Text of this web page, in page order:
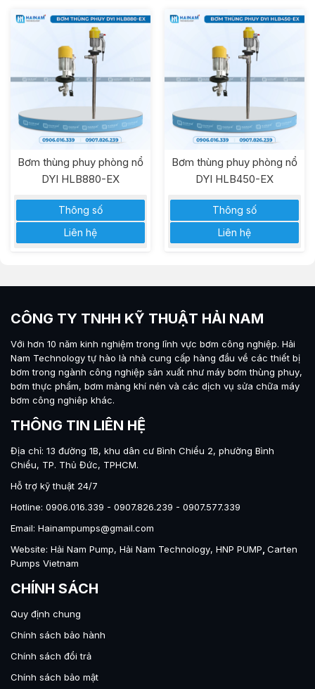
Bơm thùng phuy phòng nổ
DYI HLB880-EX
Thông số
Liên hệ
Bơm thùng phuy phòng nổ
DYI HLB450-EX
Thông số
Liên hệ
CÔNG TY TNHH KỸ THUẬT HẢI NAM
Với hơn 10 năm kinh nghiệm trong lĩnh vực bơm công nghiệp. Hải
Nam Technologytự hào là nhà cung cấp hàng đầu về các thiết bị
bơm trong ngành công nghiệp sản xuất như máy bơm thùng phuy,
bơm thực phẩm, bơm màng khí nén và các dịch vụ sửa chữa máy
bơm công nghiêp khác.
THÔNG TIN LIÊN HỆ
Địa chỉ: 13 đường 1B, khu dân cư Bình Chiểu 2, phường Bình
Chiểu, TP. Thủ Đức, TPHCM.
Hỗ trợ kỹ thuật 24/7
Hotline: 0906.016.339 - 0907.826.239 - 0907.577.339
Email: Hainampumps@gmail.com
Website: Hải Nam Pump, Hải Nam Technology, HNP PUMP, Carten
Pumps Vietnam
CHÍNH SÁCH
Quy định chung
Chính sách bảo hành
Chính sách đổi trả
Chính sách bảo mật